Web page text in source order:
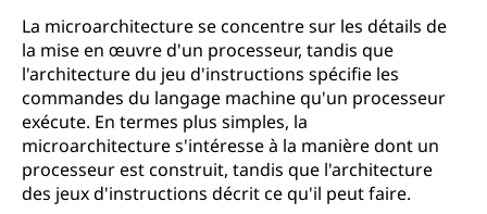
La microarchitecture se concentre sur les détails de
la mise en œuvre d'un processeur, tandis que
l'architecture du jeu d'instructions spécifie les
commandes du langage machine qu'un processeur
exécute. En termes plus simples, la
microarchitecture s'intéresse à la manière dont un
processeur est construit, tandis que l'architecture
des jeux d'instructions décrit ce qu'il peut faire.